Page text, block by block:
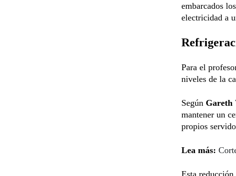
embarcados
electricidad a
Para el
niveles de la
Según Gareth
mantener un
propios
Lea más:
Esta